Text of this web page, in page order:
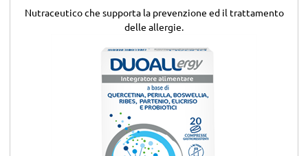
Nutraceutico che supporta la prevenzione ed il trattamento
delle allergie.